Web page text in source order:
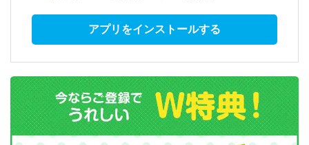
アプリをインストールする